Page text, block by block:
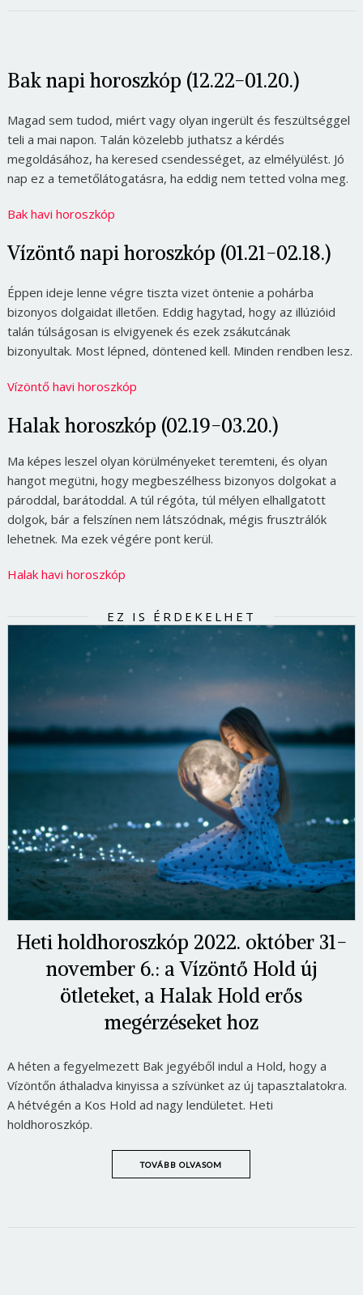
Bak napi horoszkóp (12.22-01.20.)
Magad sem tudod, miért vagy olyan ingerült és feszültséggel
teli a mai napon. Talán közelebb juthatsz a kérdés
megoldásához, ha keresed csendességet, az elmélyülést. Jó
nap ez a temetőlátogatásra, ha eddig nem tetted volna meg.
Bak havi horoszkóp
Vízöntő napi horoszkóp (01.21-02.18.)
Éppen ideje lenne végre tiszta vizet öntenie a pohárba
bizonyos dolgaidat illetően. Eddig hagytad, hogy az illúzióid
talán túlságosan is elvigyenek és ezek zsákutcának
bizonyultak. Most lépned, döntened kell. Minden rendben lesz.
Vízöntő havi horoszkóp
Halak horoszkóp (02.19-03.20.)
Ma képes leszel olyan körülményeket teremteni, és olyan
hangot megütni, hogy megbeszélhess bizonyos dolgokat a
pároddal, barátoddal. A túl régóta, túl mélyen elhallgatott
dolgok, bár a felszínen nem látszódnak, mégis frusztrálók
lehetnek. Ma ezek végére pont kerül.
Halak havi horoszkóp
EZ IS ÉRDEKELHET
Heti holdhoroszkóp 2022. október 31-
november 6.: a Vízöntő Hold új
ötleteket, a Halak Hold erős
megérzéseket hoz
A héten a fegyelmezett Bak jegyéből indul a Hold, hogy a
Vízöntőn áthaladva kinyissa a szívünket az új tapasztalatokra.
A hétvégén a Kos Hold ad nagy lendületet. Heti
holdhoroszkóp.
TOVÁBB OLVASOM